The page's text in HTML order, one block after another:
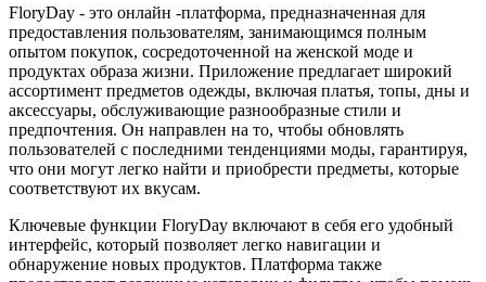
FloryDay - это онлайн -платформа, предназначенная для
предоставления пользователям, занимающимся полным
опытом покупок, сосредоточенной на женской моде и
продуктах образа жизни. Приложение предлагает широкий
ассортимент предметов одежды, включая платья, топы, дны и
аксессуары, обслуживающие разнообразные стили и
предпочтения. Он направлен на то, чтобы обновлять
пользователей с последними тенденциями моды, гарантируя,
что они могут легко найти и приобрести предметы, которые
соответствуют их вкусам.
Ключевые функции FloryDay включают в себя его удобный
интерфейс, который позволяет легко навигации и
обнаружение новых продуктов. Платформа также